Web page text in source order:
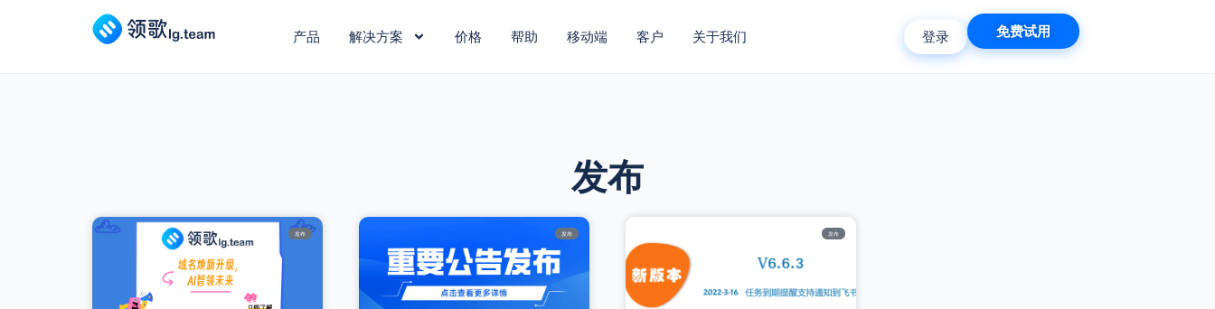
产品 解决方案 价格 帮助 移动端 客户 关于我们 登录 免费试用
发布
发布 发布 发布